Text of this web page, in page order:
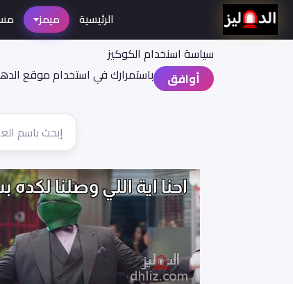
سياسة اسنخدام الكوكيز
أوافق
باستمرارك في استخدام موقع
الرئيسية ميمز